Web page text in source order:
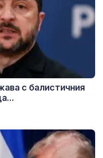
с балистичния